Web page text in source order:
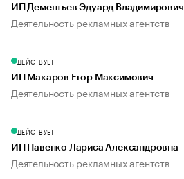
ИП Дементьев Эдуард Владимирович
Деятельность рекламных агентств
ДЕЙСТВУЕТ
ИП Макаров Егор Максимович
Деятельность рекламных агентств
ДЕЙСТВУЕТ
ИП Павенко Лариса Александровна
Деятельность рекламных агентств